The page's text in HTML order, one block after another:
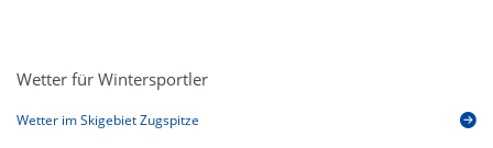
Wetter für Wintersportler
Wetter im Skigebiet Zugspitze